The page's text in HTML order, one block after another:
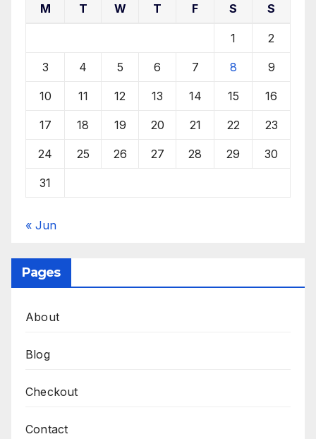
M T W T F S S
1 2
3 4 5 6 7 8 9
10 11 12 13 14 15 16
17 18 19 20 21 22 23
24 25 26 27 28 29 30
31
« Jun
Pages
About
Blog
Checkout
Contact